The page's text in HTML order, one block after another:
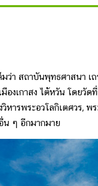
สถาบันพุทธศาสนา เถ
องเกาสง ไต้หวัน โดย
รพระอวโลกิเตศวร, พ
น ๆ อีกมากมาย